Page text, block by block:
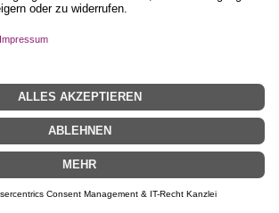
Holz mit Islandpferd
Love mit Islandpferd